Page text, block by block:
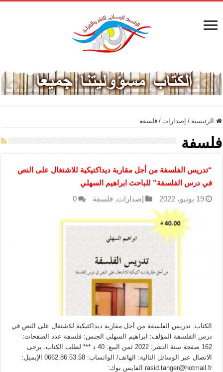
الرئيسية / إصدارات / فلسفة
فلسفة
“تدريس الفلسفة من أجل مقاربة ديداكتيكية للاشتغال على النص
في درس الفلسفة” للباحث ابراهيم السهلي
19 يونيو، 2022
إصدارات, فلسفة 0
الكتاب: تدريس الفلسفة من أجل مقاربة ديداكتيكية للاشتغال على النص في
درس الفلسفة المؤلف: ابراهيم السهلي الجنس: فلسفة عدد الصفحات:
162 صفحة سنة النشر: 2022 ثمن البيع: 40 د *** لطلب الكتاب، يرجى
الاتصال عبر الوسائل التالية: الهاتف/ الواتساب: 0662.86.53.58 الإيميل:
rasid.tanger@hotmail.fr الفايس بوك: